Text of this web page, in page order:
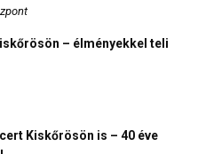
– élményekkel teli
Kiskőrösön is – 40 éve